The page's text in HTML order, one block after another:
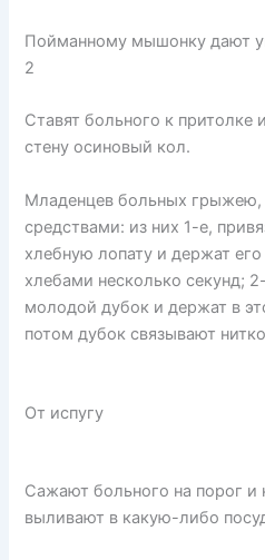
Пойманному мышонку дают
2
Ставят больного к притолке
стену осиновый кол.
Младенцев больных грыжею,
средствами: из них 1-е,
хлебную лопату и держат
хлебами несколько секунд;
молодой дубок и держат в
потом дубок связывают
От испугу
Сажают больного на порог и
выливают в какую-либо